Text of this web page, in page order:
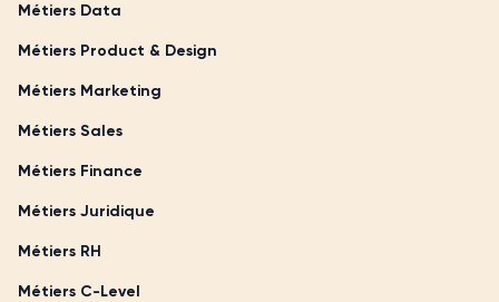
Métiers Data
Métiers Product & Design
Métiers Marketing
Métiers Sales
Métiers Finance
Métiers Juridique
Métiers RH
Métiers C-Level